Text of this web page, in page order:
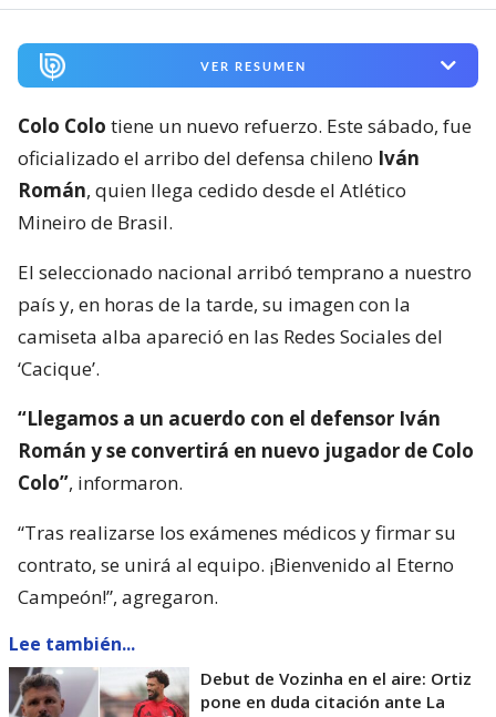
VER RESUMEN
Colo Colo tiene un nuevo refuerzo. Este sábado, fue
oficializado el arribo del defensa chileno Iván
Román, quien llega cedido desde el Atlético
Mineiro de Brasil.
El seleccionado nacional arribó temprano a nuestro
país y, en horas de la tarde, su imagen con la
camiseta alba apareció en las Redes Sociales del
‘Cacique’.
“Llegamos a un acuerdo con el defensor Iván
Román y se convertirá en nuevo jugador de Colo
Colo”, informaron.
“Tras realizarse los exámenes médicos y firmar su
contrato, se unirá al equipo. ¡Bienvenido al Eterno
Campeón!”, agregaron.
Lee también...
Debut de Vozinha en el aire: Ortiz
pone en duda citación ante La